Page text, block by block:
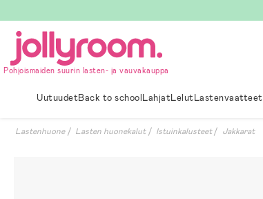
till
innehållet
Pohjoismaiden suurin lasten- ja vauvakauppa
UutuudetBack to schoolLahjatLelutLastenvaatteet
Lastenhuone Lasten huonekalut Istuinkalusteet Jakkarat